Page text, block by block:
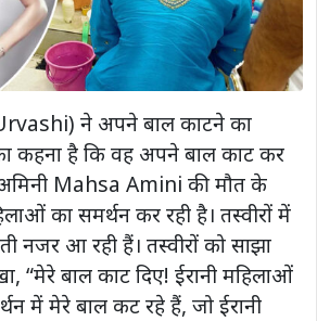
ने अपने बाल काटने का
कहना है कि वह अपने बाल काट कर
अमिनी Mahsa Amini की मौत के
का समर्थन कर रही है। तस्वीरों में
नजर आ रही हैं। तस्वीरों को साझा
“मेरे बाल काट दिए! ईरानी महिलाओं
में मेरे बाल कट रहे हैं, जो ईरानी